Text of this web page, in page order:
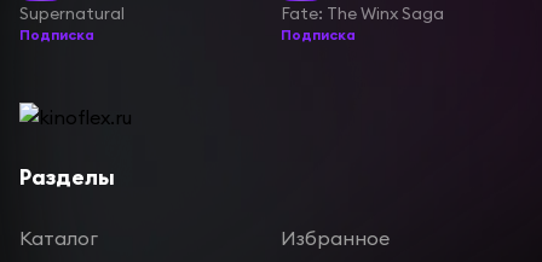
Supernatural
Подписка
Fate: The Winx Saga
Подписка
Разделы
Каталог Избранное